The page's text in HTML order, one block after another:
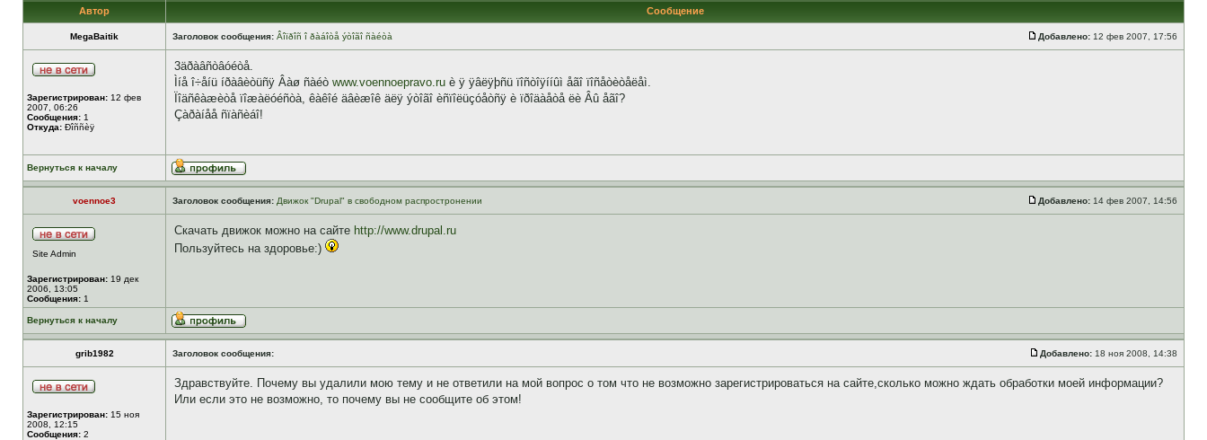
Автор Сообщение
MegaBaitik Заголовок сообщения: Âîïðîñ î ðàáîòå ýòîãî ñàéòà Добавлено: 12 фев 2007, 17:56
Зарегистрирован: 12 фев
2007, 06:26
Сообщения: 1
Откуда: Ðîññèÿ
3äðàâñòâóéòå.
Ìíå î÷åíü íðàâèòüñÿ Âàø ñàéò www.voennoepravo.ru è ÿ ÿâëÿþñü ïîñòîÿííûì åãî ïîñåòèòåëåì.
Ïîäñêàæèòå ïîæàëóéñòà, êàêîé äâèæîê äëÿ ýòîãî èñïîëüçóåòñÿ è ïðîäàåòå ëè Âû åãî?
Çàðàíåå ñïàñèáî!
Вернуться к началу
voennoe3 Заголовок сообщения: Движок "Drupal" в свободном распростронении Добавлено: 14 фев 2007, 14:56
Site Admin
Зарегистрирован: 19 дек
2006, 13:05
Сообщения: 1
Скачать движок можно на сайте http://www.drupal.ru
Пользуйтесь на здоровье:)
Вернуться к началу
grib1982 Заголовок сообщения: Добавлено: 18 ноя 2008, 14:38
Зарегистрирован: 15 ноя
2008, 12:15
Сообщения: 2
Здравствуйте. Почему вы удалили мою тему и не ответили на мой вопрос о том что не возможно зарегистрироваться на сайте,сколько можно ждать обработки моей информации?
Или если это не возможно, то почему вы не сообщите об этом!